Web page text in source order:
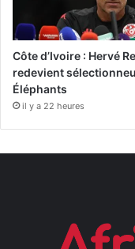
Côte d’Ivoire : Hervé
redevient
Éléphants
il y a 22 heures